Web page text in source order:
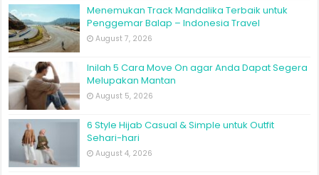
Menemukan Track Mandalika Terbaik untuk
Penggemar Balap – Indonesia Travel
August 7, 2026
Inilah 5 Cara Move On agar Anda Dapat Segera
Melupakan Mantan
August 5, 2026
6 Style Hijab Casual & Simple untuk Outfit
Sehari-hari
August 4, 2026